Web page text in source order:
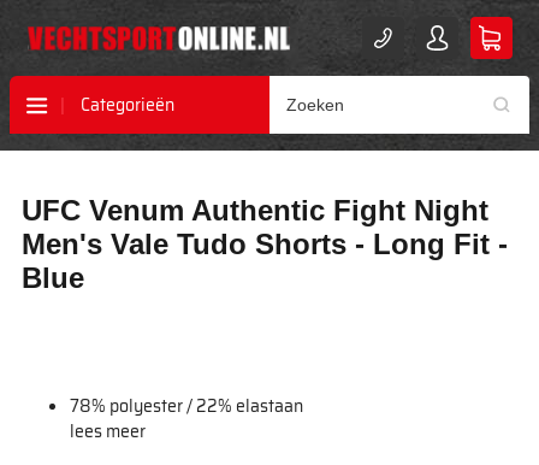
Categorieën
naar
het
einde
van
naar
het
begin
van
UFC Venum Authentic Fight Night
Men's Vale Tudo Shorts - Long Fit -
Blue
78% polyester / 22% elastaan
lees meer